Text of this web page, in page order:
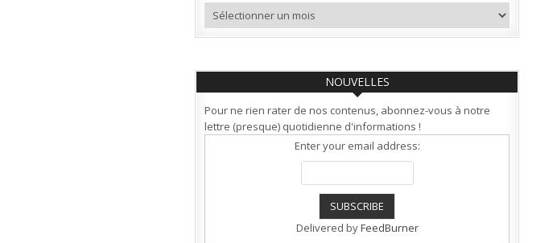
Archives
NOUVELLES
Pour ne rien rater de nos contenus, abonnez-vous à notre
lettre (presque) quotidienne d'informations !
Enter your email address:
Delivered byFeedBurner